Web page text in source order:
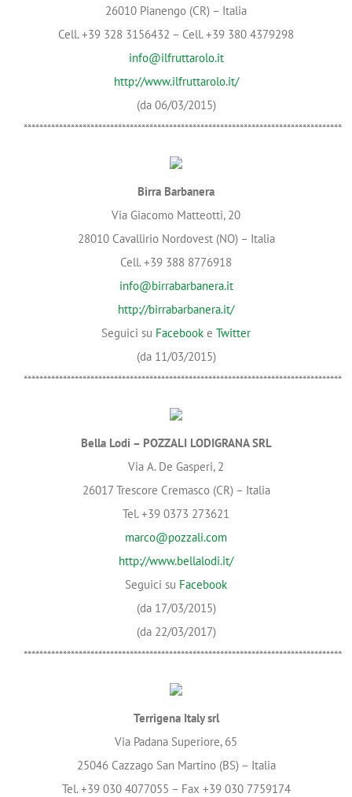
26010 Pianengo (CR) – Italia
Cell. +39 328 3156432 – Cell. +39 380 4379298
info@ilfruttarolo.it
http://www.ilfruttarolo.it/
(da 06/03/2015)
*********************************************************************************
Birra Barbanera
Via Giacomo Matteotti, 20
28010 Cavallirio Nordovest (NO) – Italia
Cell. +39 388 8776918
info@birrabarbanera.it
http://birrabarbanera.it/
Seguici su Facebook e Twitter
(da 11/03/2015)
*********************************************************************************
Bella Lodi – POZZALI LODIGRANA SRL
Via A. De Gasperi, 2
26017 Trescore Cremasco (CR) – Italia
Tel. +39 0373 273621
marco@pozzali.com
http://www.bellalodi.it/
Seguici su Facebook
(da 17/03/2015)
(da 22/03/2017)
*********************************************************************************
Terrigena Italy srl
Via Padana Superiore, 65
25046 Cazzago San Martino (BS) – Italia
Tel. +39 030 4077055 – Fax +39 030 7759174